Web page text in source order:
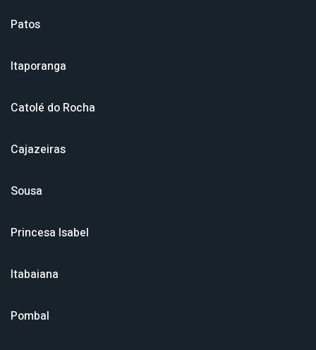
Patos
Itaporanga
Catolé do Rocha
Cajazeiras
Sousa
Princesa Isabel
Itabaiana
Pombal